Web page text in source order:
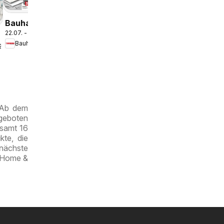
Bauhaus
Pasching,
Wels,
22.07. - 11.08.2026
Bauhaus
dem
16
die
&